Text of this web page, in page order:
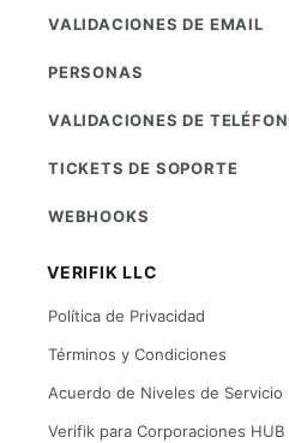
VALIDACIONES DE EMAIL
PERSONAS
VALIDACIONES DE
TICKETS DE SOPORTE
WEBHOOKS
VERIFIK LLC
Política de Privacidad
Términos y Condiciones
Acuerdo de Niveles de Servicio
Verifik para Corporaciones HUB